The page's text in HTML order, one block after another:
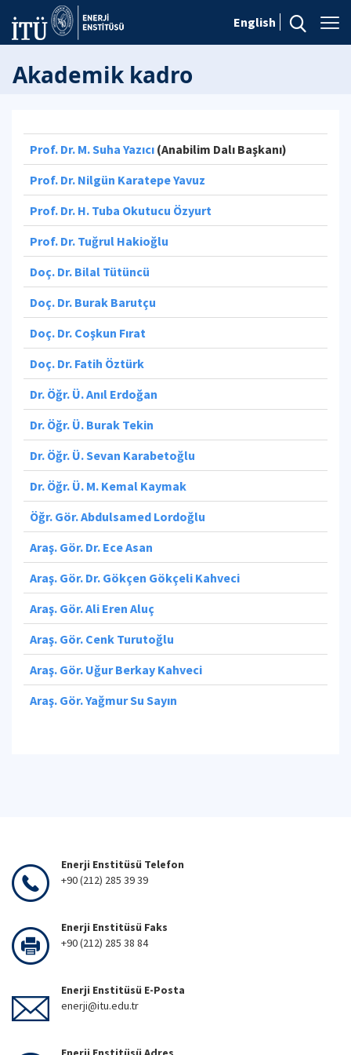
English
Akademik kadro
Prof. Dr. M. Suha Yazıcı (Anabilim Dalı Başkanı)
Prof. Dr. Nilgün Karatepe Yavuz
Prof. Dr. H. Tuba Okutucu Özyurt
Prof. Dr. Tuğrul Hakioğlu
Doç. Dr. Bilal Tütüncü
Doç. Dr. Burak Barutçu
Doç. Dr. Coşkun Fırat
Doç. Dr. Fatih Öztürk
Dr. Öğr. Ü. Anıl Erdoğan
Dr. Öğr. Ü. Burak Tekin
Dr. Öğr. Ü. Sevan Karabetoğlu
Dr. Öğr. Ü. M. Kemal Kaymak
Öğr. Gör. Abdulsamed Lordoğlu
Araş. Gör. Dr. Ece Asan
Araş. Gör. Dr. Gökçen Gökçeli Kahveci
Araş. Gör. Ali Eren Aluç
Araş. Gör. Cenk Turutoğlu
Araş. Gör. Uğur Berkay Kahveci
Araş. Gör. Yağmur Su Sayın
Enerji Enstitüsü Telefon
+90 (212) 285 39 39
Enerji Enstitüsü Faks
+90 (212) 285 38 84
Enerji Enstitüsü E-Posta
enerji@itu.edu.tr